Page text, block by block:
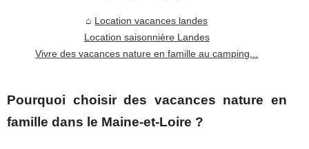
Location vacances landes
Location saisonnière Landes
Vivre des vacances nature en famille au camping...
Pourquoi choisir des vacances nature en
famille dans le Maine-et-Loire ?